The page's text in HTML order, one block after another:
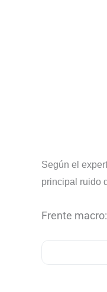
Según el
principal ruido
Frente macro: